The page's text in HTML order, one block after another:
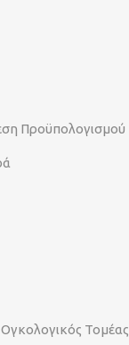
Προϋπολογισμού
Τομέας